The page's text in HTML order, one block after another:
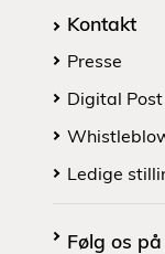
Kontakt
Presse
Digital Post
Ledige
Følg os